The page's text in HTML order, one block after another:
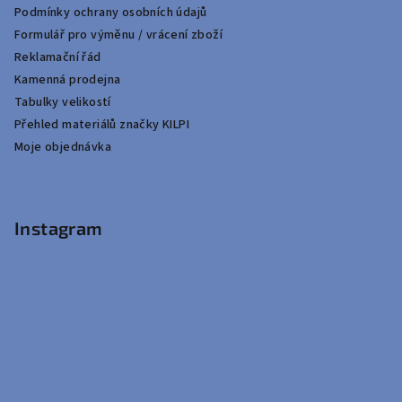
Podmínky ochrany osobních údajů
Formulář pro výměnu / vrácení zboží
Reklamační řád
Kamenná prodejna
Tabulky velikostí
Přehled materiálů značky KILPI
Moje objednávka
Instagram